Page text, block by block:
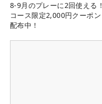
8-9月のプレーに2回使える！
コース限定2,000円クーポン
配布中！